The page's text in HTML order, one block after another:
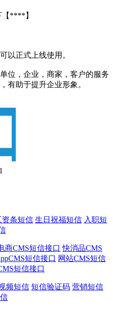
****】
以正式上线使用。
位，企业，商家，客户的服务
有助于提升企业形象。
资条短信 生日祝福短信 入职短
商CMS短信接口 快消品CMS
短信接口 网站CMS短信
短信接口
频短信 短信验证码 营销短信